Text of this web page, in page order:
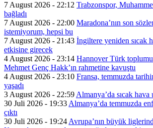
7 August 2026 - 22:12 Trabzonspor,
bağladı
7 August 2026 - 22:00 Maradona’nın son
istemiyorum, hepsi bu
7 August 2026 - 21:43 İngiltere yeniden sıcak
etkisine girecek
4 August 2026 - 23:14 Hannover Türk
Mehmet Genç Hakk’ın rahmetine kavuştu
4 August 2026 - 23:10 Fransa, temmuzda
yaşadı
3 August 2026 - 22:59 Almanya’da sıcak hava
30 Juli 2026 - 19:33 Almanya’da temmuzda
çıktı
30 Juli 2026 - 19:24 Avrupa’nın büyük